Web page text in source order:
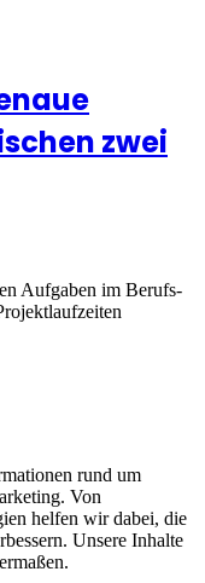
zwei
Aufgaben im Berufs-
rund um
Von
helfen wir dabei, die
Unsere Inhalte